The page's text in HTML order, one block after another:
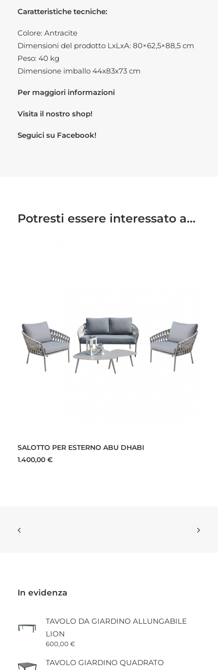
Caratteristiche tecniche:
Colore: Antracite
Dimensioni del prodotto LxLxA: 80×62,5×88,5 cm
Peso: 40 kg
Dimensione imballo 44x83x73 cm
Per maggiori informazioni
Visita il nostro shop!
Seguici su Facebook!
Potresti essere interessato a...
SALOTTO PER ESTERNO ABU DHABI
1.400,00 €
In evidenza
TAVOLO DA GIARDINO ALLUNGABILE
LION
600,00 €
TAVOLO GIARDINO QUADRATO